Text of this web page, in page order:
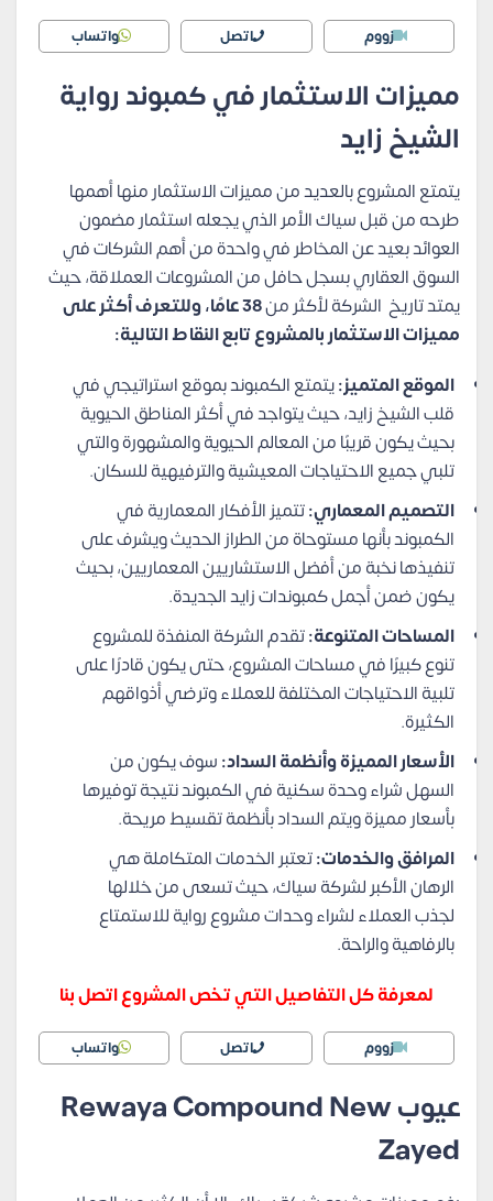
زووم اتصل واتساب
مميزات الاستثمار في كمبوند رواية
الشيخ زايد
يتمتع المشروع بالعديد من مميزات الاستثمار منها أهمها
طرحه من قبل سياك الأمر الذي يجعله استثمار مضمون
العوائد بعيد عن المخاطر في واحدة من أهم الشركات في
السوق العقاري بسجل حافل من المشروعات العملاقة، حيث
يمتد تاريخ الشركة لأكثر من
38 عامًا، وللتعرف أكثر على
مميزات الاستثمار بالمشروع تابع النقاط التالية:
الموقع المتميز:يتمتع الكمبوند بموقع استراتيجي في
قلب الشيخ زايد، حيث يتواجد في أكثر المناطق الحيوية
بحيث يكون قريبًا من المعالم الحيوية والمشهورة والتي
تلبي جميع الاحتياجات المعيشية والترفيهية للسكان.
التصميم المعماري:تتميز الأفكار المعمارية في
الكمبوند بأنها مستوحاة من الطراز الحديث ويشرف على
تنفيذها نخبة من أفضل الاستشاريين المعماريين، بحيث
يكون ضمن أجمل كمبوندات زايد الجديدة.
المساحات المتنوعة:تقدم الشركة المنفذة للمشروع
تنوع كبيرًا في مساحات المشروع، حتى يكون قادرًا على
تلبية الاحتياجات المختلفة للعملاء وترضي أذواقهم
الكثيرة.
الأسعار المميزة وأنظمة السداد:سوف يكون من
السهل شراء وحدة سكنية في الكمبوند نتيجة توفيرها
بأسعار مميزة ويتم السداد بأنظمة تقسيط مريحة.
المرافق والخدمات:تعتبر الخدمات المتكاملة هي
الرهان الأكبر لشركة سياك، حيث تسعى من خلالها
لجذب العملاء لشراء وحدات مشروع رواية للاستمتاع
بالرفاهية والراحة.
لمعرفة كل التفاصيل التي تخص المشروع اتصل بنا
زووم اتصل واتساب
عيوبRewaya Compound New
Zayed